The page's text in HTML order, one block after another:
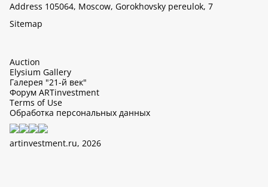
Address 105064, Moscow, Gorokhovsky pereulok, 7
Sitemap
Auction
Elysium Gallery
Галерея "21-й век"
Форум ARTinvestment
Terms of Use
Обработка персональных данных
artinvestment.ru, 2026